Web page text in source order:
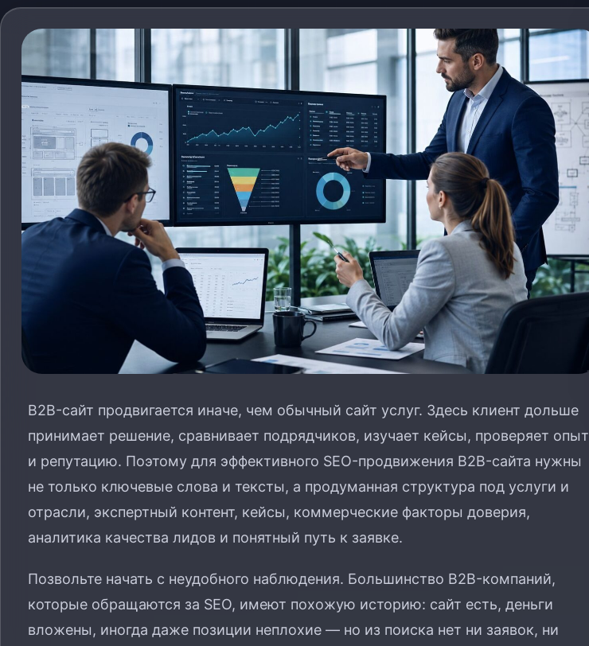
B2B-сайт продвигается иначе, чем обычный сайт услуг. Здесь клиент дольше
принимает решение, сравнивает подрядчиков, изучает кейсы, проверяет опыт
и репутацию. Поэтому для эффективного SEO-продвижения B2B-сайта нужны
не только ключевые слова и тексты, а продуманная структура под услуги и
отрасли, экспертный контент, кейсы, коммерческие факторы доверия,
аналитика качества лидов и понятный путь к заявке.
Позвольте начать с неудобного наблюдения. Большинство B2B-компаний,
которые обращаются за SEO, имеют похожую историю: сайт есть, деньги
вложены, иногда даже позиции неплохие — но из поиска нет ни заявок, ни